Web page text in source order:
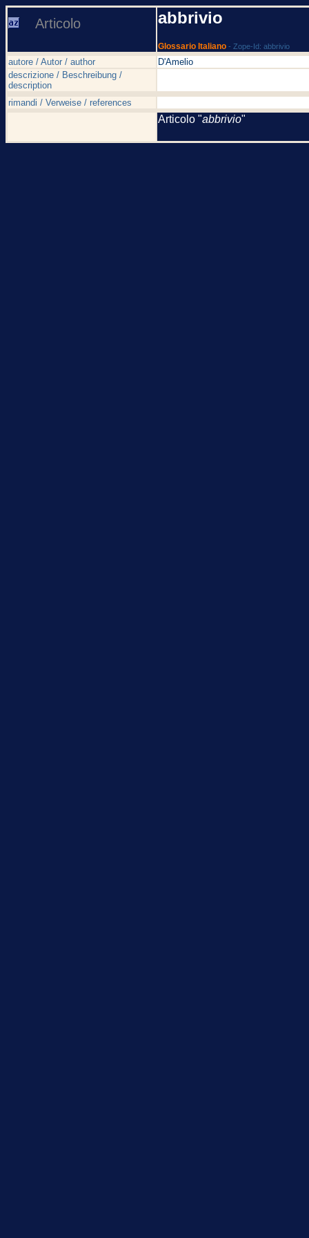
Articolo abbrivio
Glossario Italiano - Zope-Id: abbrivio
autore / Autor / author
D'Amelio
descrizione / Beschreibung /
description
rimandi / Verweise / references
Articolo "abbrivio"